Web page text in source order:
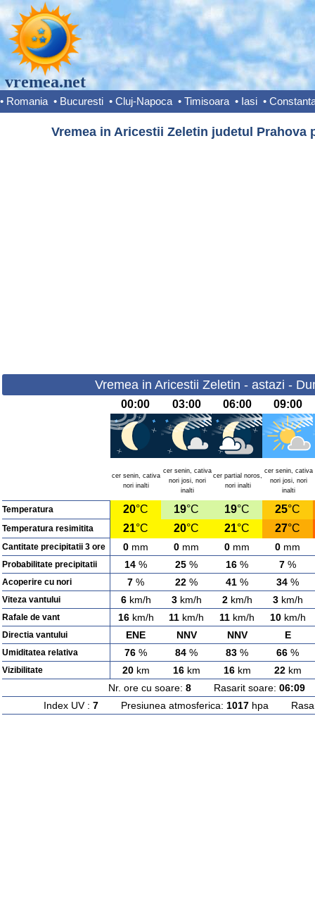
vremea.net
• Romania • Bucuresti • Cluj-Napoca • Timisoara • Iasi •
Vremea in Aricestii Zeletin judetul Prahova
Vremea in Aricestii Zeletin - astazi -
00:00 03:00 06:00 09:00
cer senin, cativa
nori inalti
cer senin, cativa
nori josi, nori
inalti
cer partial noros,
nori inalti
cer senin, cativa
nori josi, nori
inalti
Temperatura 20°C 19°C 19°C 25°C
Temperatura resimitita 21°C 20°C 21°C 27°C
Cantitate precipitatii 3 ore 0 mm 0 mm 0 mm 0 mm
Probabilitate precipitatii 14 % 25 % 16 % 7 %
Acoperire cu nori 7 % 22 % 41 % 34 %
Viteza vantului 6km/h 3km/h 2km/h 3km/h
Rafale de vant 16km/h 11 km/h 11 km/h 10km/h
Directia vantului ENE NNV NNV E
Umiditatea relativa 76 % 84 % 83 % 66 %
Vizibilitate 20km 16km 16km 22km
Nr. ore cu soare: 8Rasarit soare: 06:09
Index UV : 7Presiunea atmosferica: 1017hpa